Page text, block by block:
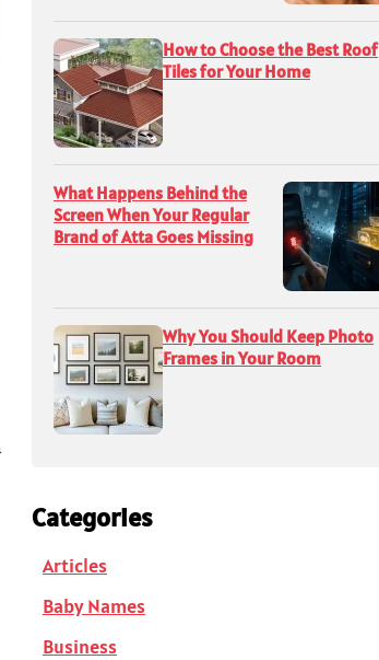
How to Choose the Best Roof
Tiles for Your Home
What Happens Behind the
Screen When Your Regular
Brand of Atta Goes Missing
Why You Should Keep Photo
Frames in Your Room
Categories
Articles
Baby Names
Business